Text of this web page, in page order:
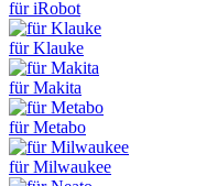
für iRobot
für Klauke
für Makita
für Metabo
für Milwaukee